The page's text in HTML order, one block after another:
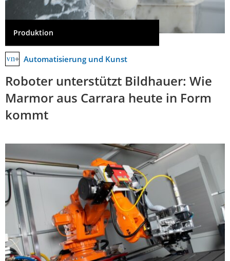
Produktion
Automatisierung und Kunst
Roboter unterstützt Bildhauer: Wie
Marmor aus Carrara heute in Form
kommt